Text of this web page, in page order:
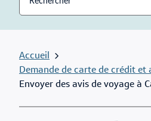
Accueil
Demande de carte de crédit et
Envoyer des avis de voyage à